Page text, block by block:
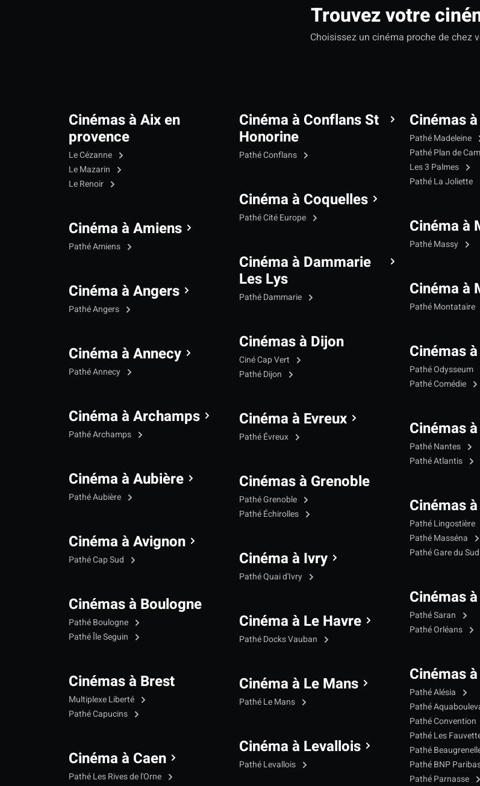
Trouvez votre
Choisissez un cinéma proche de chez
Cinémas à Aix en
provence
Le Cézanne
Le Mazarin
Le Renoir
Cinéma à Amiens
Pathé Amiens
Cinéma à Angers
Pathé Angers
Cinéma à Annecy
Pathé Annecy
Cinéma à Archamps
Pathé Archamps
Cinéma à Aubière
Pathé Aubière
Cinéma à Avignon
Pathé Cap Sud
Cinémas à Boulogne
Pathé Boulogne
Pathé Île Seguin
Cinémas à Brest
Multiplexe Liberté
Pathé Capucins
Cinéma à Caen
Pathé Les Rives de l'Orne
Cinéma à Conflans St
Honorine
Pathé Conflans
Cinéma à Coquelles
Pathé Cité Europe
Cinéma à Dammarie
Les Lys
Pathé Dammarie
Cinémas à Dijon
Ciné Cap Vert
Pathé Dijon
Cinéma à Evreux
Pathé Évreux
Cinémas à Grenoble
Pathé Grenoble
Pathé Échirolles
Cinéma à Ivry
Pathé Quai d'Ivry
Cinéma à Le Havre
Pathé Docks Vauban
Cinéma à Le Mans
Pathé Le Mans
Cinéma à Levallois
Pathé Levallois
Cinémas
Pathé Madeleine
Pathé Plan de
Les 3 Palmes
Pathé La Joliette
Cinéma à
Pathé Massy
Cinéma à
Pathé Montataire
Cinémas
Pathé Odysseum
Pathé Comédie
Cinémas
Pathé Nantes
Pathé Atlantis
Cinémas
Pathé Lingostière
Pathé Masséna
Pathé Gare du Sud
Cinémas
Pathé Saran
Pathé Orléans
Cinémas
Pathé Alésia
Pathé
Pathé Convention
Pathé Les
Pathé
Pathé BNP
Pathé Parnasse